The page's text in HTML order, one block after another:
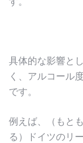
具体的な影響と
く、アルコール
です。
例えば、（もと
る）ドイツのリ